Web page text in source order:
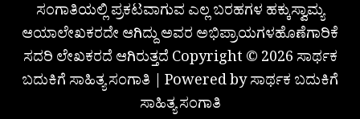
ಸಂಗಾತಿಯಲ್ಲಿ ಪ್ರಕಟವಾಗುವ ಎಲ್ಲ ಬರಹಗಳ ಹಕ್ಕುಸ್ವಾಮ್ಯ
ಆಯಾಲೇಖಕರದೇ ಆಗಿದ್ದು ಅವರ ಅಭಿಪ್ರಾಯಗಳಹೊಣೆಗಾರಿಕೆ
ಸದರಿ ಲೇಖಕರದೆ ಆಗಿರುತ್ತದೆ Copyright © 2026 ಸಾರ್ಥಕ
ಬದುಕಿಗೆ ಸಾಹಿತ್ಯ ಸಂಗಾತಿ | Powered by ಸಾರ್ಥಕ ಬದುಕಿಗೆ
ಸಾಹಿತ್ಯ ಸಂಗಾತಿ